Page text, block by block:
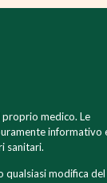
medico. Le
informativo
sanitari.
qualsiasi modifica del